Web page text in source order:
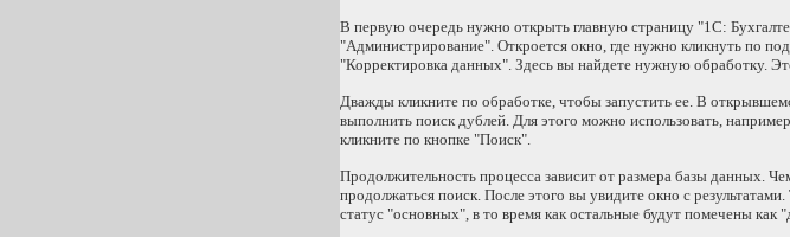
В первую очередь нужно открыть главную страницу "1С:
"Администрирование". Откроется окно, где нужно кликнуть по
"Корректировка данных". Здесь вы найдете нужную обработку.
Дважды кликните по обработке, чтобы запустить ее. В
выполнить поиск дублей. Для этого можно использовать,
кликните по кнопке "Поиск".
Продолжительность процесса зависит от размера базы данных.
продолжаться поиск. После этого вы увидите окно с
статус "основных", в то время как остальные будут помечены